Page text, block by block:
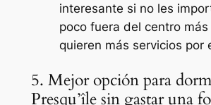
interesante si no les
poco fuera del centro
quieren más servicios por
5. Mejor opción para
Presqu’île sin gastar una